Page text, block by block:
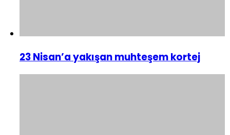
23 Nisan’a yakışan muhteşem kortej